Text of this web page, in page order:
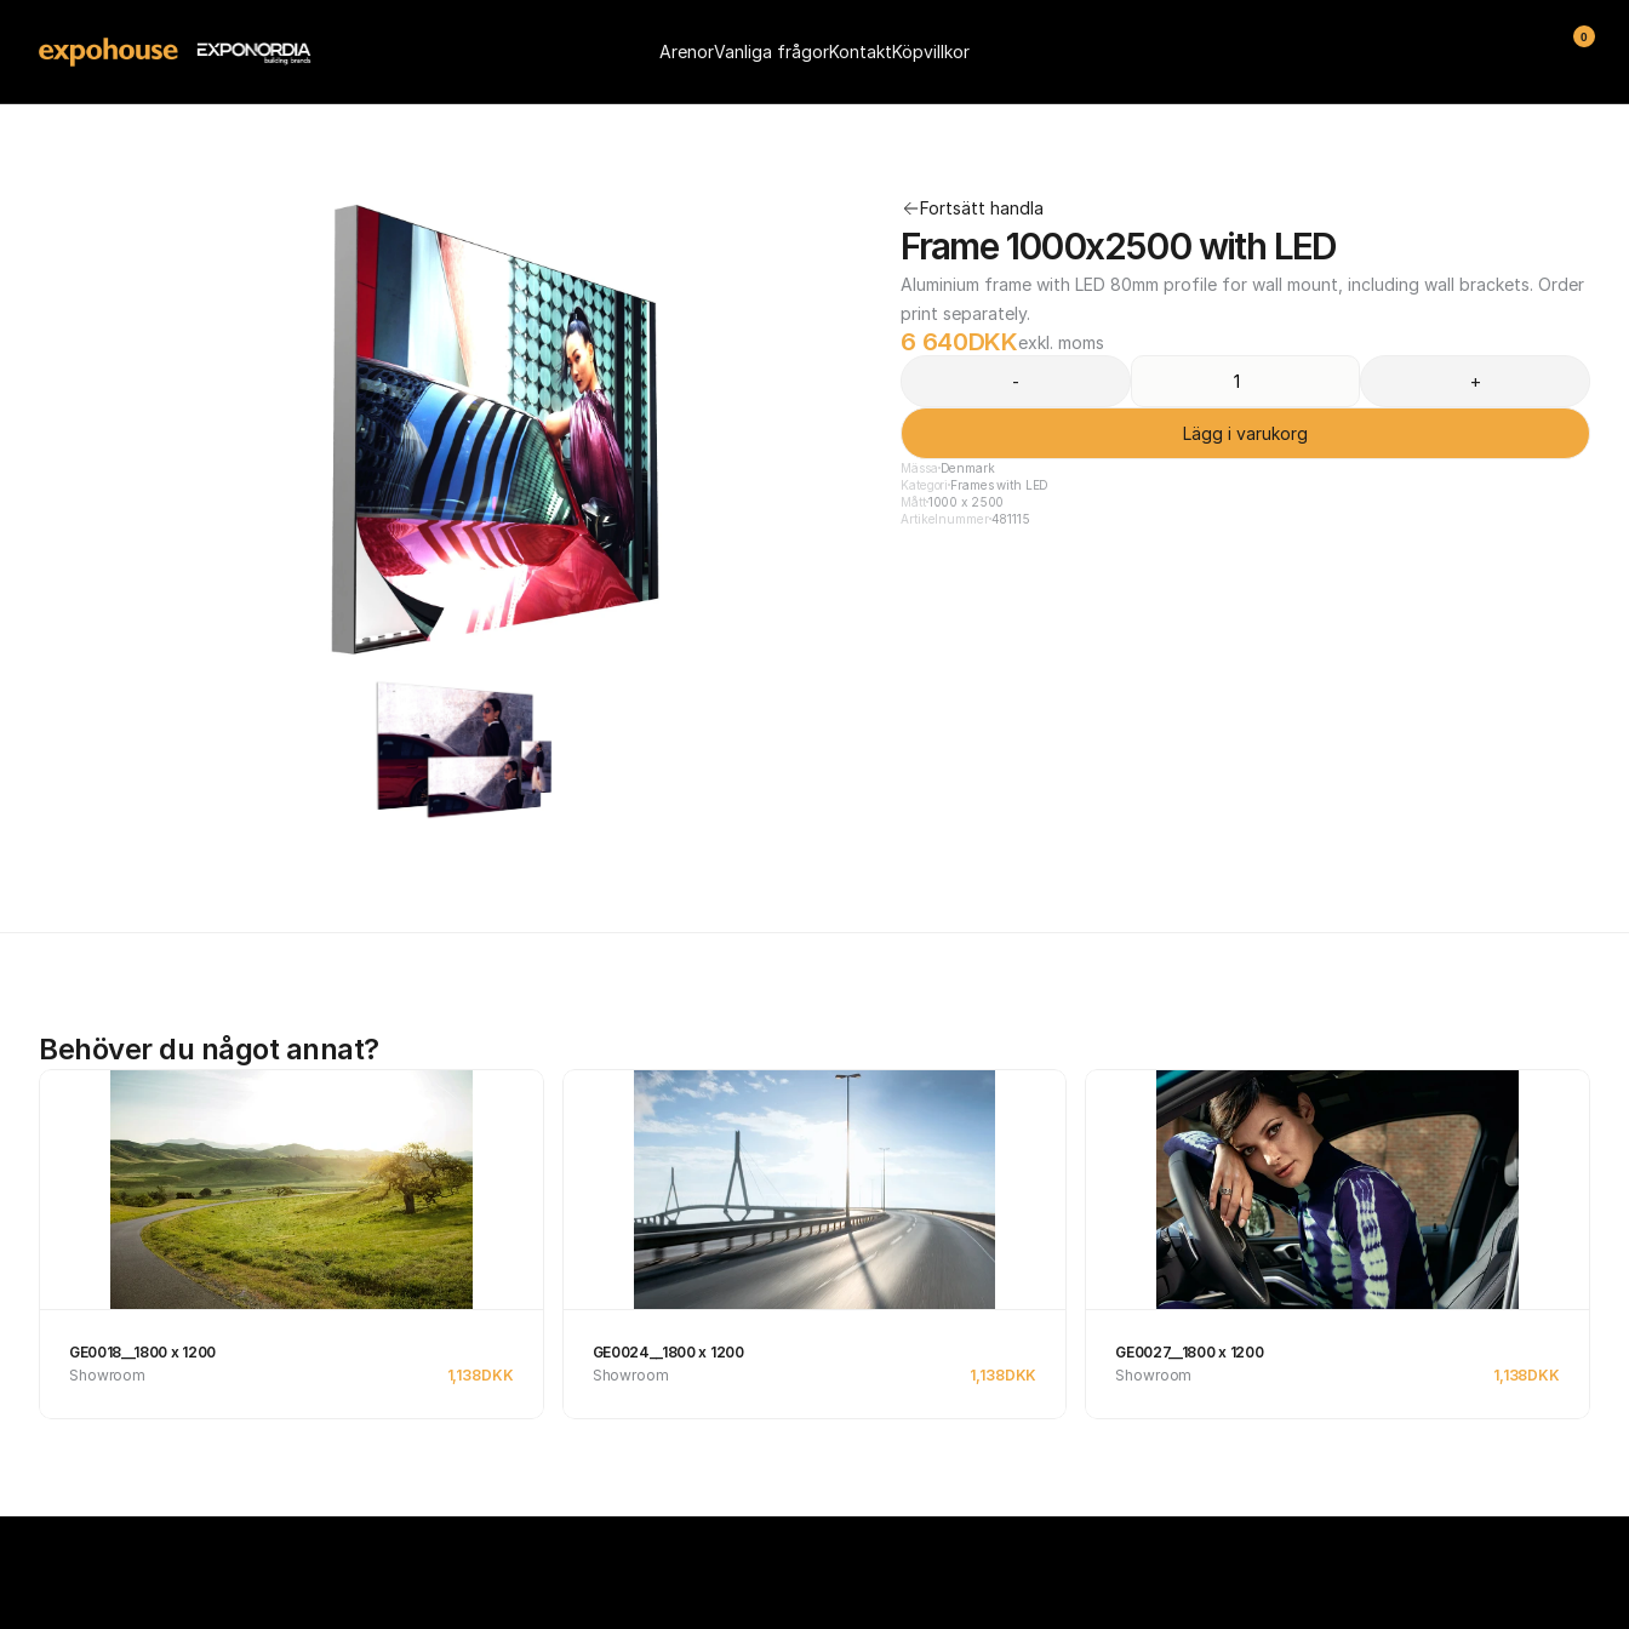
Fortsätt handla
Frame 1000x2500 with LED
Aluminium frame with LED 80mm profile for wall mount, including wall brackets. Order
print separately.
6 640DKKexkl. moms
-
+
Lägg i varukorg
Mässa Denmark
Kategori Frames with LED
Mått1000 x 2500
Artikelnummer481115
Behöver du något annat?
GE0018__1800 x 1200
Showroom
1,138DKK
GE0024__1800 x 1200
Showroom
1,138DKK
GE0027__1800 x 1200
Showroom
1,138DKK
ArenorVanliga frågorKontaktKöpvillkor
0